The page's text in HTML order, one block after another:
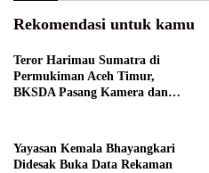
Rekomendasi untuk kamu
Teror Harimau Sumatra di
Permukiman Aceh Timur,
BKSDA Pasang Kamera dan
Yayasan Kemala Bhayangkari
Didesak Buka Data Rekaman